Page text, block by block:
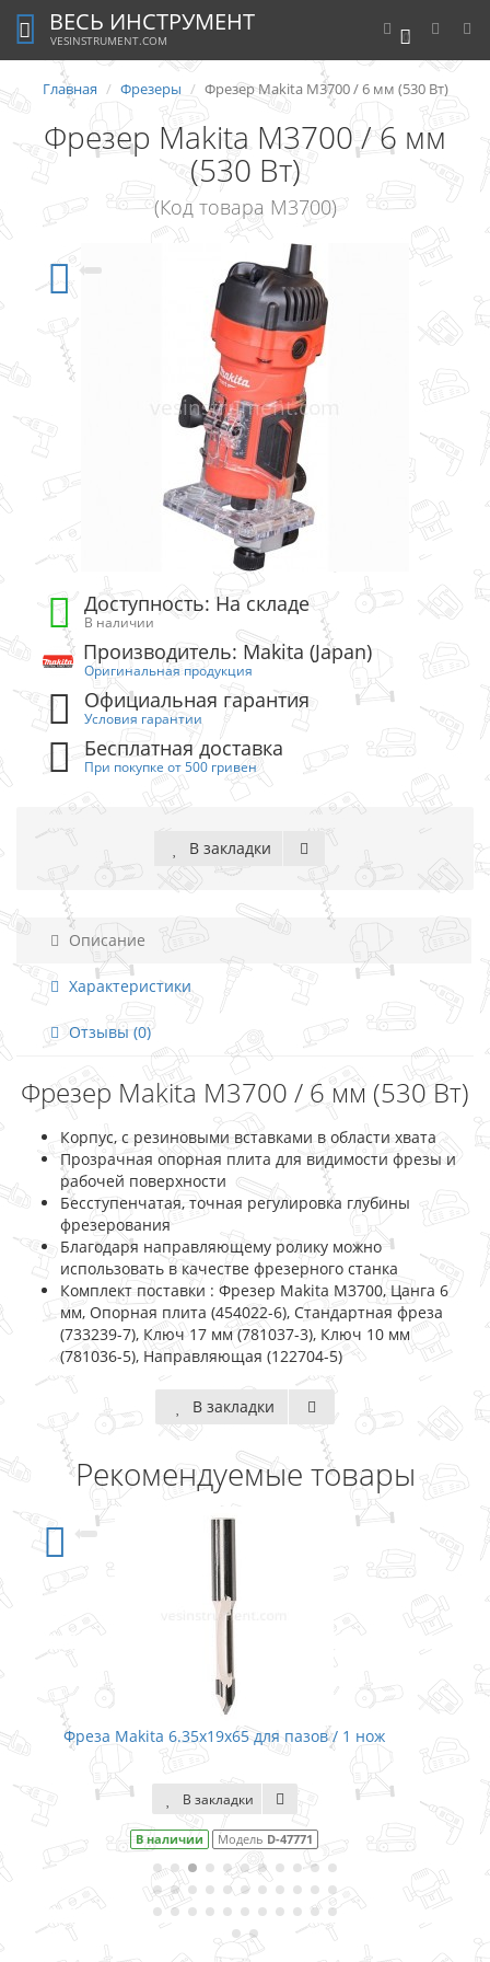
0
ВЕСЬ ИНСТРУМЕНТ
VESINSTRUMENT.COM
Главная Фрезеры Фрезер Makita M3700 / 6 мм (530 Вт)
Фрезер Makita M3700 / 6 мм
(530 Вт)
(Код товара M3700)
Доступность: На складе
В наличии
Производитель: Makita (Japan)
Оригинальная продукция
Официальная гарантия
Условия гарантии
Бесплатная доставка
При покупке от 500 гривен
В закладки
Описание
Характеристики
Отзывы (0)
Фрезер Makita M3700 / 6 мм (530 Вт)
Корпус, с резиновыми вставками в области хвата
Прозрачная опорная плита для видимости фрезы и
рабочей поверхности
Бесступенчатая, точная регулировка глубины
фрезерования
Благодаря направляющему ролику можно
использовать в качестве фрезерного станка
Комплект поставки : Фрезер Makita M3700, Цанга 6
мм, Опорная плита (454022-6), Стандартная фреза
(733239-7), Ключ 17 мм (781037-3), Ключ 10 мм
(781036-5), Направляющая (122704-5)
В закладки
Рекомендуемые товары
нож Фреза Makita 6x19x50.8 прямая / 1
В закладки
В наличии Модель D-47400